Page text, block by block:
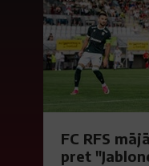
FC RFS
pret